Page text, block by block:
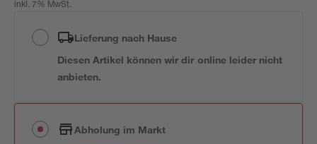
inkl. 7% MwSt.
Lieferung nach Hause
Diesen Artikel können wir dir online leider nicht
anbieten.
Abholung im Markt